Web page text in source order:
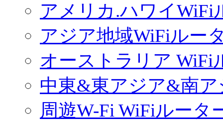
アメリカ.ハワイWiFi
アジア地域WiFiルー
オーストラリア WiFi
中東&東アジア&南
周遊W-Fi WiFiルータ